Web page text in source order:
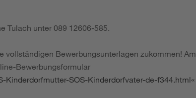
Tulach unter 089 12606-585.
vollständigen Bewerbungsunterlagen zukommen! Am
Bewerbungsformular
Kinderdorfmutter-SOS-Kinderdorfvater-de-f344.html